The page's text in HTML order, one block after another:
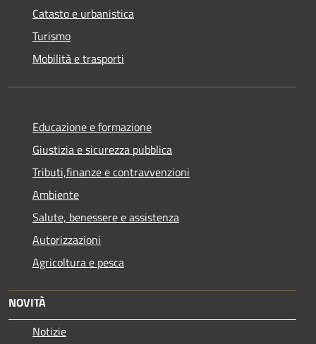
Catasto e urbanistica
Turismo
Mobilità e trasporti
Educazione e formazione
Giustizia e sicurezza pubblica
Tributi,finanze e contravvenzioni
Ambiente
Salute, benessere e assistenza
Autorizzazioni
Agricoltura e pesca
NOVITÀ
Notizie